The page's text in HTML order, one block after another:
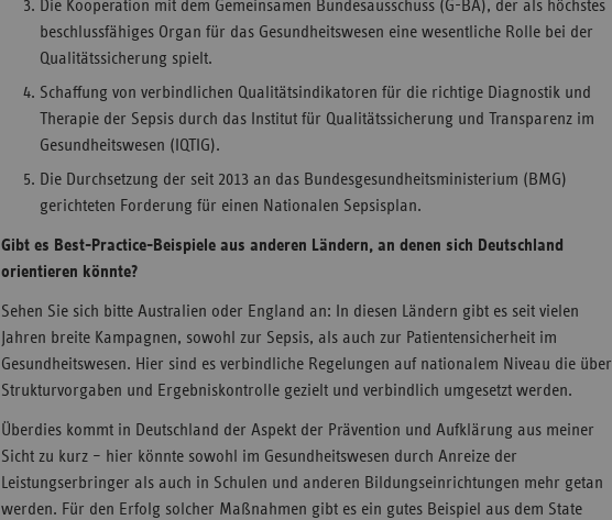
Die Kooperation mit dem Gemeinsamen Bundesausschuss (G-BA), der als höchstes
beschlussfähiges Organ für das Gesundheitswesen eine wesentliche Rolle bei der
Qualitätssicherung spielt.
Schaffung von verbindlichen Qualitätsindikatoren für die richtige Diagnostik und
Therapie der Sepsis durch das Institut für Qualitätssicherung und Transparenz im
Gesundheitswesen (IQTIG).
Die Durchsetzung der seit 2013 an das Bundesgesundheitsministerium (BMG)
gerichteten Forderung für einen Nationalen Sepsisplan.
Gibt es Best-Practice-Beispiele aus anderen Ländern, an denen sich Deutschland
orientieren könnte?
Sehen Sie sich bitte Australien oder England an: In diesen Ländern gibt es seit vielen
Jahren breite Kampagnen, sowohl zur Sepsis, als auch zur Patientensicherheit im
Gesundheitswesen. Hier sind es verbindliche Regelungen auf nationalem Niveau die über
Strukturvorgaben und Ergebniskontrolle gezielt und verbindlich umgesetzt werden.
Überdies kommt in Deutschland der Aspekt der Prävention und Aufklärung aus meiner
Sicht zu kurz – hier könnte sowohl im Gesundheitswesen durch Anreize der
Leistungserbringer als auch in Schulen und anderen Bildungseinrichtungen mehr getan
werden. Für den Erfolg solcher Maßnahmen gibt es ein gutes Beispiel aus dem State